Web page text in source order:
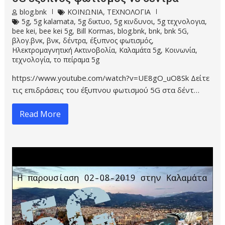
blog.bnk ΚΟΙΝΩΝΙΑ, ΤΕΧΝΟΛΟΓΙΑ
5g,5g kalamata,5g δικτυο,5g κινδυνοι,5g τεχνολογια,
bee kei,bee kei 5g, Bill Kormas,blog.bnk,bnk,bnk 5G,
βλογ.βνκ,βνκ,δέντρα,έξυπνος φωτισμός,
Ηλεκτρομαγνητική Ακτινοβολία, Καλαμάτα 5g, Κοινωνία,
τεχνολογία,το πείραμα 5g
https://www.youtube.com/watch?v=UE8gO_uO8Sk Δείτε
τις επιδράσεις του έξυπνου φωτισμού 5G στα δέντ…
Read More